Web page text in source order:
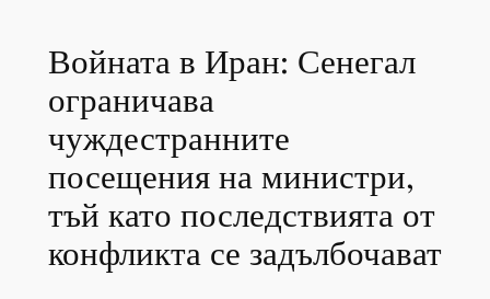
Войната в Иран: Сенегал
ограничава
чуждестранните
посещения на министри,
тъй като последствията от
конфликта се задълбочават